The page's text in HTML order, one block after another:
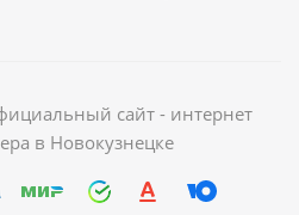
сайт - интернет
в Новокузнецке